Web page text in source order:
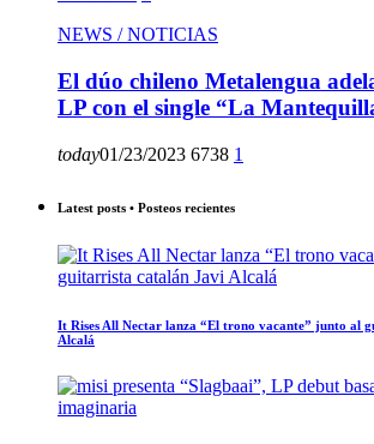
NEWS / NOTICIAS
El dúo chileno Metalengua
LP con el single “La
today01/23/2023 6738 1
Latest posts • Posteos recientes
It Rises All Nectar lanza “El trono vacante” junto al
Alcalá